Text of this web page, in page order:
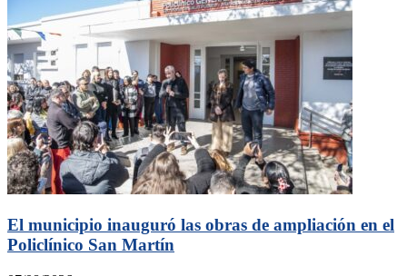
El municipio inauguró las obras de ampliación en el
Policlínico San Martín